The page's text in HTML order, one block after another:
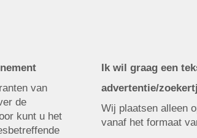
van
de
kunt u het
Ik wil graag een
advertentie/
Wij plaatsen alleen
vanaf het formaat